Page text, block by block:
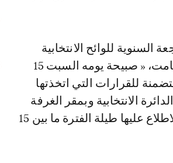
الخاصة بالغرف المهنية »، أن اللجان المذكورة، قامت، « صبيحة يومه السبت 15
المتضمنة للقرارات التي اتخذتها
الانتخابية وبمقر الغرفة
المهنية المعنية، حيث يمكن للمهنيات والمهنيين الاطلاع عليها طيلة الفترة ما بين 15